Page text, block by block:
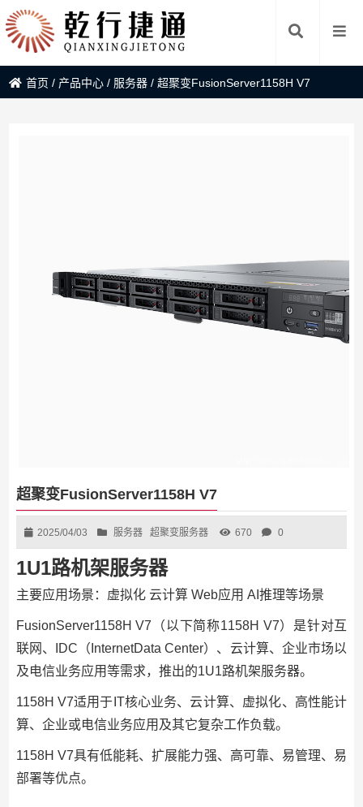
首页 / 产品中心 / 服务器 /超聚变FusionServer1158H V7
超聚变FusionServer1158H V7
2025/04/03 服务器 超聚变服务器 670 0
1U1路机架服务器
主要应用场景： 虚拟化 云计算 Web应用 AI推理等场景
FusionServer1158H V7（以下简称1158H V7）是针对互
联网、IDC（InternetData Center）、云计算、企业市场以
及电信业务应用等需求，推出的1U1路机架服务器。
1158H V7适用于IT核心业务、云计算、虚拟化、高性能计
算、企业或电信业务应用及其它复杂工作负载。
1158H V7具有低能耗、扩展能力强、高可靠、易管理、易
部署等优点。